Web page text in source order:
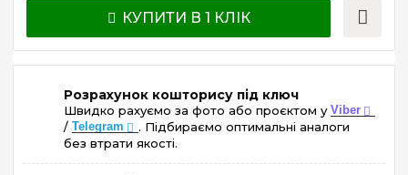
КУПИТИ В 1 КЛІК
Розрахунок кошторису під ключ
Швидко рахуємо за фото або проєктом у Viber
/ Telegram
. Підбираємо оптимальні аналоги
без втрати якості.